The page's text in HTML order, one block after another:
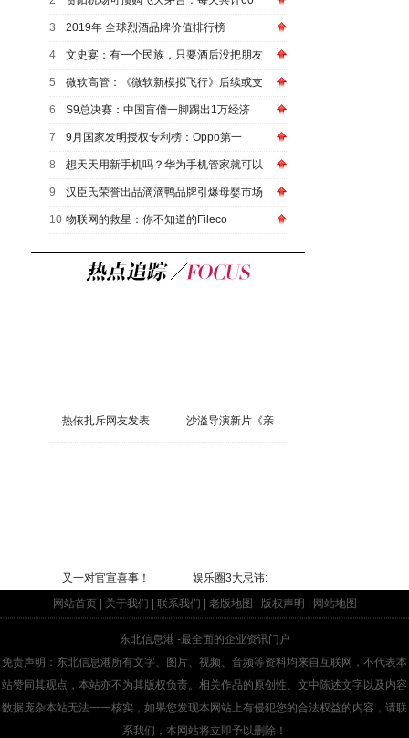
3 2019年 全球烈酒品牌价值排行榜
4 文史宴：有一个民族，只要酒后没把朋友
5 微软高管：《微软新模拟飞行》后续或支
6 S9总决赛：中国盲僧一脚踢出1万经济
7 9月国家发明授权专利榜：Oppo第一
8 想天天用新手机吗？华为手机管家就可以
9 汉臣氏荣誉出品滴滴鸭品牌引爆母婴市场
10 物联网的救星：你不知道的Fileco
热依扎斥网友发表 沙溢导演新片《亲
又一对官宣喜事！
娱乐圈3大忌讳:
网站首页| 关于我们 | 联系我们 | 老版地图 | 版权声明 | 网站地图
东北信息港 -最全面的企业资讯门户
免责声明：东北信息港所有文字、图片、视频、音频等资料均来自互联网，不代表本
站赞同其观点，本站亦不为其版权负责。相关作品的原创性、文中陈述文字以及内容
数据庞杂本站无法一一核实，如果您发现本网站上有侵犯您的合法权益的内容，请联
系我们，本网站将立即予以删除！